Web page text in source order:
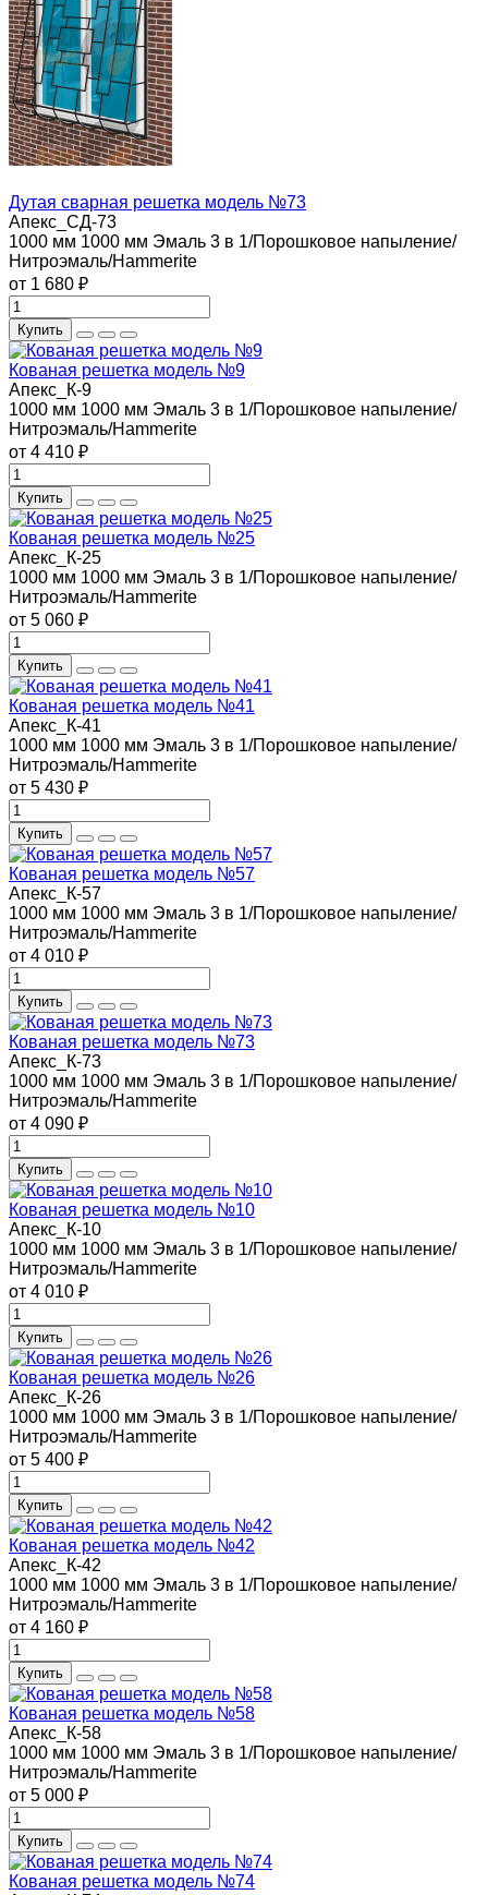
Дутая сварная решетка модель №73
Апекс_СД-73
1000 мм 1000 мм Эмаль 3 в 1/Порошковое напыление/
Нитроэмаль/Hammerite
от 1 680 ₽
Купить
Кованая решетка модель №9
Апекс_К-9
1000 мм 1000 мм Эмаль 3 в 1/Порошковое напыление/
Нитроэмаль/Hammerite
от 4 410 ₽
Купить
Кованая решетка модель №25
Апекс_К-25
1000 мм 1000 мм Эмаль 3 в 1/Порошковое напыление/
Нитроэмаль/Hammerite
от 5 060 ₽
Купить
Кованая решетка модель №41
Апекс_К-41
1000 мм 1000 мм Эмаль 3 в 1/Порошковое напыление/
Нитроэмаль/Hammerite
от 5 430 ₽
Купить
Кованая решетка модель №57
Апекс_К-57
1000 мм 1000 мм Эмаль 3 в 1/Порошковое напыление/
Нитроэмаль/Hammerite
от 4 010 ₽
Купить
Кованая решетка модель №73
Апекс_К-73
1000 мм 1000 мм Эмаль 3 в 1/Порошковое напыление/
Нитроэмаль/Hammerite
от 4 090 ₽
Купить
Кованая решетка модель №10
Апекс_К-10
1000 мм 1000 мм Эмаль 3 в 1/Порошковое напыление/
Нитроэмаль/Hammerite
от 4 010 ₽
Купить
Кованая решетка модель №26
Апекс_К-26
1000 мм 1000 мм Эмаль 3 в 1/Порошковое напыление/
Нитроэмаль/Hammerite
от 5 400 ₽
Купить
Кованая решетка модель №42
Апекс_К-42
1000 мм 1000 мм Эмаль 3 в 1/Порошковое напыление/
Нитроэмаль/Hammerite
от 4 160 ₽
Купить
Кованая решетка модель №58
Апекс_К-58
1000 мм 1000 мм Эмаль 3 в 1/Порошковое напыление/
Нитроэмаль/Hammerite
от 5 000 ₽
Купить
Кованая решетка модель №74